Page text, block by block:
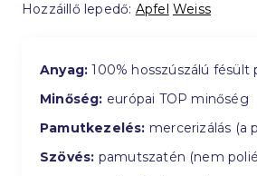
Hozzáillő lepedő: Apfel Weiss
Anyag: 100% hosszúszálú fésült
Minőség: európai TOP minőség
Pamutkezelés: mercerizálás (a
Szövés: pamutszatén (nem